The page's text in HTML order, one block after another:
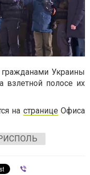
Украины
взлетной полосе их
на странице Офиса